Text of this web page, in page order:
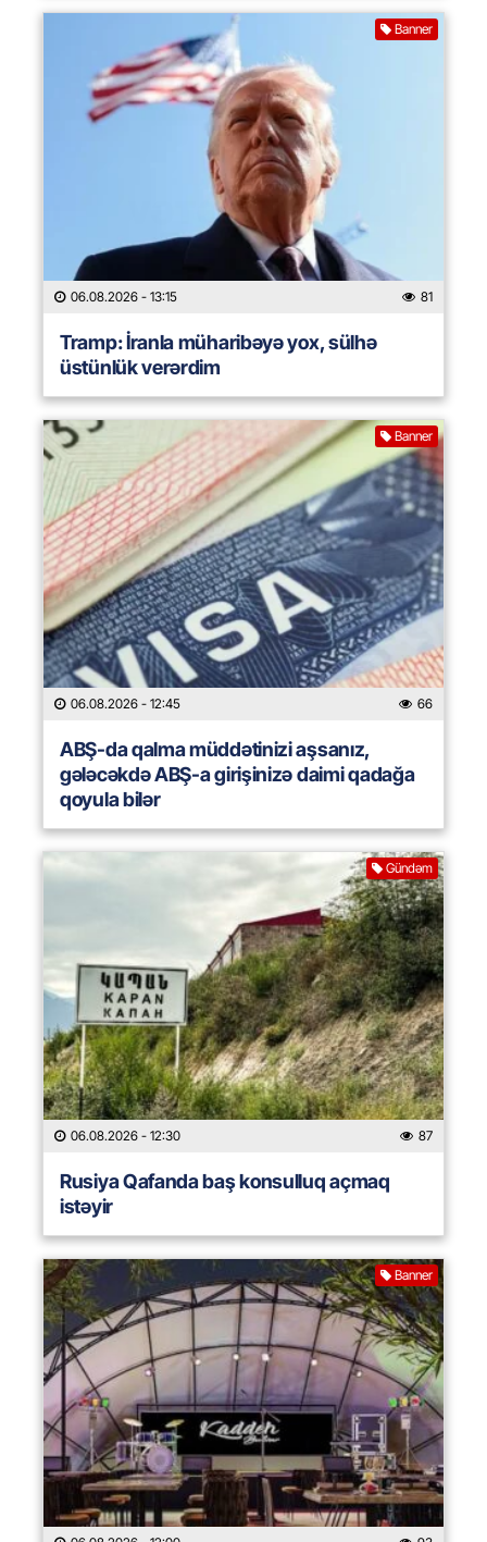
Banner
06.08.2026 - 13:15 81
Tramp: İranla müharibəyə yox, sülhə
üstünlük verərdim
Banner
06.08.2026 - 12:45 66
ABŞ-da qalma müddətinizi aşsanız,
gələcəkdə ABŞ-a girişinizə daimi qadağa
qoyula bilər
Gündəm
06.08.2026 - 12:30 87
Rusiya Qafanda baş konsulluq açmaq
istəyir
Banner